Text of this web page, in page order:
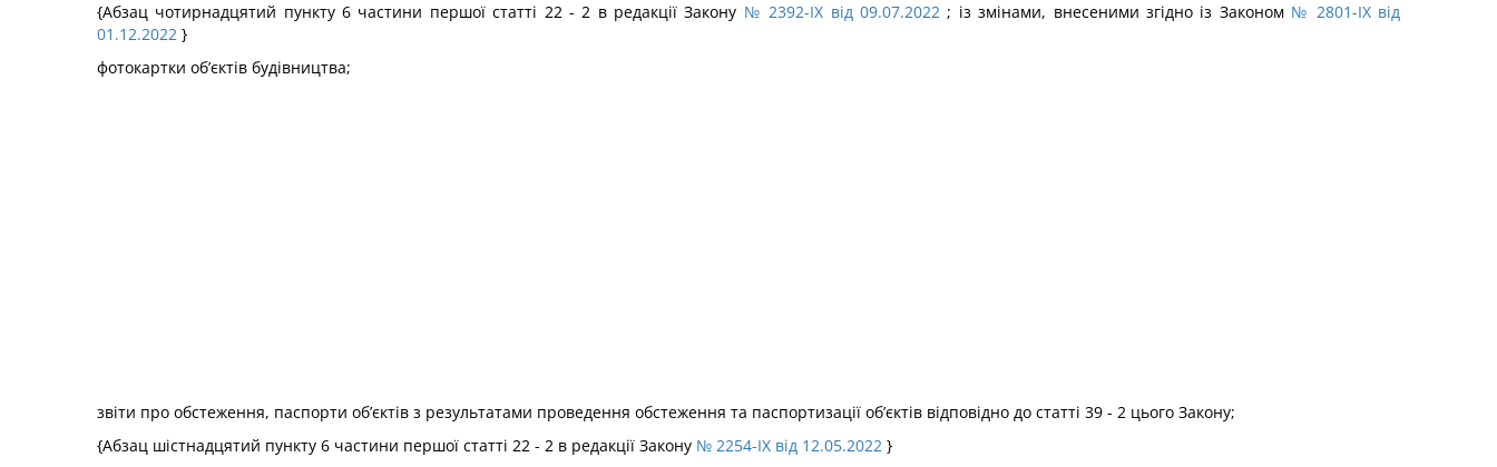
{Абзац чотирнадцятий пункту 6 частини першої статті 22 - 2 в редакції Закону № 2392-IX від 09.07.2022 ; із змінами, внесеними згідно із Законом № 2801-IX від
01.12.2022 }
фотокартки об’єктів будівництва;
звіти про обстеження, паспорти об’єктів з результатами проведення обстеження та паспортизації об’єктів відповідно до статті 39 - 2 цього Закону;
{Абзац шістнадцятий пункту 6 частини першої статті 22 - 2 в редакції Закону № 2254-IX від 12.05.2022 }